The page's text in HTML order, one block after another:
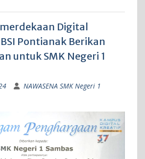
Digital
Pontianak Berikan
untuk SMK Negeri 1
NAWASENA SMK Negeri 1